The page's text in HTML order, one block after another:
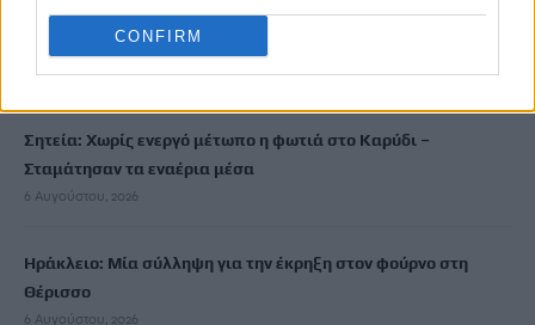
CONFIRM
Δομή φιλοξενίας μεταναστών: Τι ακριβώς σημαίνει το ΦΕΚ
που δημοσιεύτηκε
6 Αυγούστου, 2026
Σητεία: Χωρίς ενεργό μέτωπο η φωτιά στο Καρύδι –
Σταμάτησαν τα εναέρια μέσα
6 Αυγούστου, 2026
Ηράκλειο: Μία σύλληψη για την έκρηξη στον φούρνο στη
Θέρισσο
6 Αυγούστου, 2026